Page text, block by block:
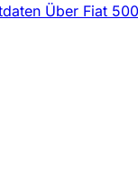
Über Fiat